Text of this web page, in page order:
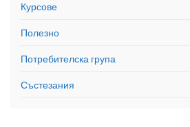
Курсове
Полезно
Потребителска група
Състезания